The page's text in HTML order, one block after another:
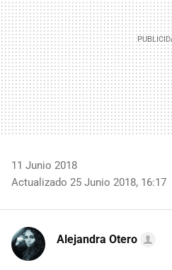
11 Junio 2018
Actualizado 25 Junio 2018, 16:17
Alejandra Otero